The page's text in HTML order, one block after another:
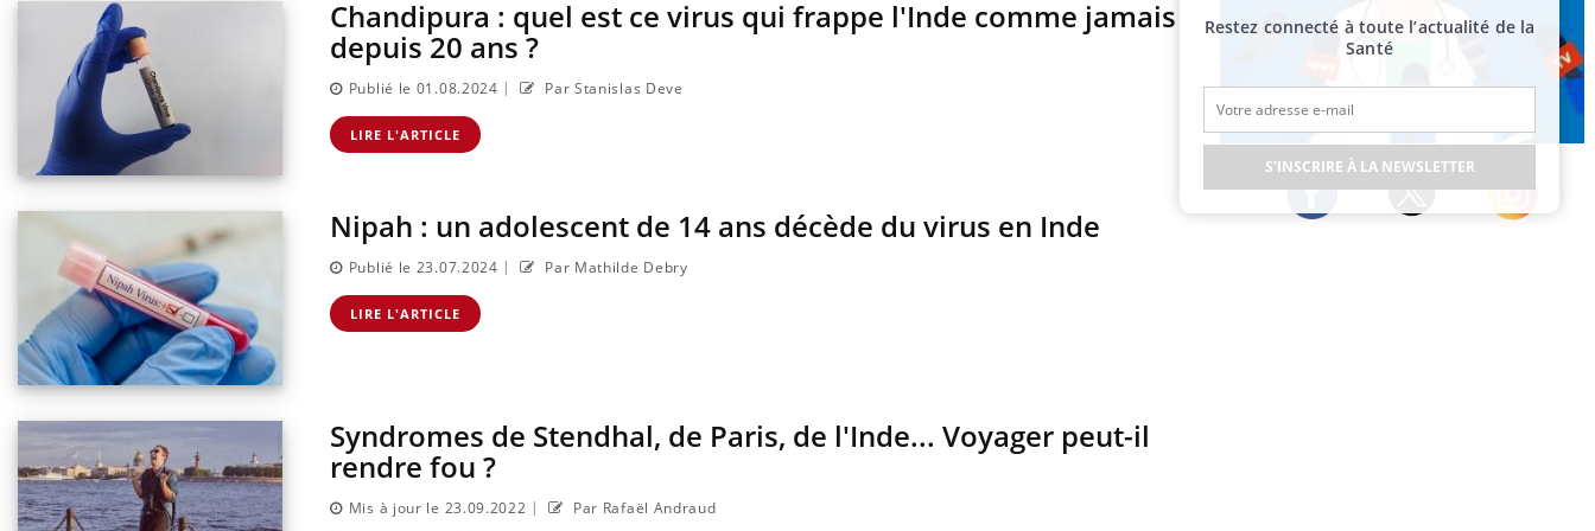
Chandipura : quel est ce virus qui frappe l'Inde comme jamais
depuis 20 ans ?
Publié le 01.08.2024 | Par Stanislas Deve
LIRE L'ARTICLE
Nipah : un adolescent de 14 ans décède du virus en Inde
Publié le 23.07.2024 | Par Mathilde Debry
LIRE L'ARTICLE
Syndromes de Stendhal, de Paris, de l'Inde... Voyager peut-il
rendre fou ?
Mis à jour le 23.09.2022 | Par Rafaël Andraud
Restez connecté à toute l’actualité de la
Santé
S'INSCRIRE À LA NEWSLETTER